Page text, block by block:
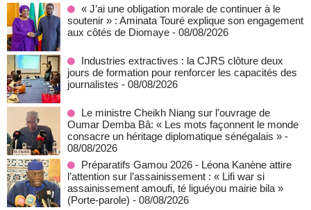
« J’ai une obligation morale de continuer à le
soutenir » : Aminata Touré explique son engagement
aux côtés de Diomaye - 08/08/2026
Industries extractives : la CJRS clôture deux
jours de formation pour renforcer les capacités des
journalistes - 08/08/2026
Le ministre Cheikh Niang sur l’ouvrage de
Oumar Demba Bâ: « Les mots façonnent le monde
consacre un héritage diplomatique sénégalais » -
08/08/2026
Préparatifs Gamou 2026 - Léona Kanène attire
l’attention sur l’assainissement : « Lifi war si
assainissement amoufi, té liguéyou mairie bila »
(Porte-parole) - 08/08/2026